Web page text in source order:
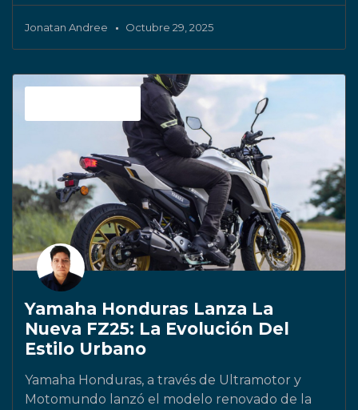
Jonatan Andree Octubre 29, 2025
Yamaha Honduras Lanza La
Nueva FZ25: La Evolución Del
Estilo Urbano
Yamaha Honduras, a través de Ultramotor y
Motomundo lanzó el modelo renovado de la